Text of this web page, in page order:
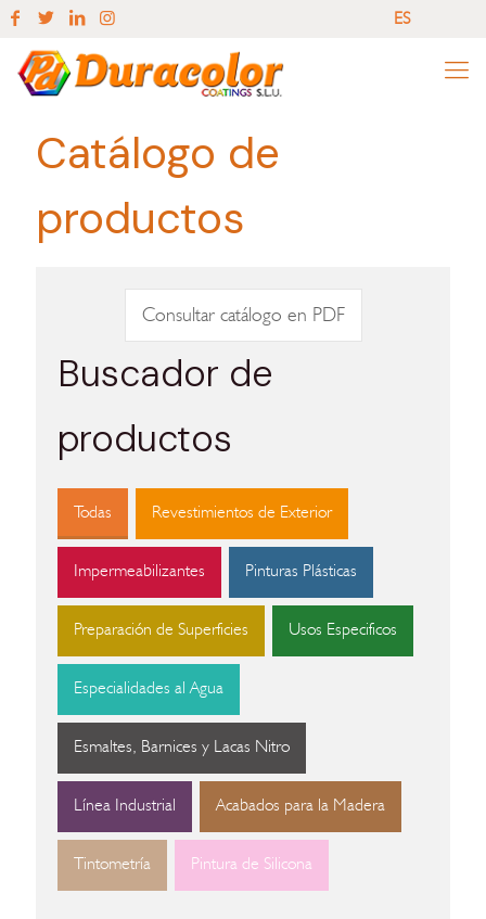
ES
Catálogo de
productos
Consultar catálogo en PDF
Buscador de
productos
Todas Revestimientos de Exterior
Impermeabilizantes Pinturas Plásticas
Preparación de Superficies Usos Especificos
Especialidades al Agua
Esmaltes, Barnices y Lacas Nitro
Línea Industrial Acabados para la Madera
Tintometría Pintura de Silicona